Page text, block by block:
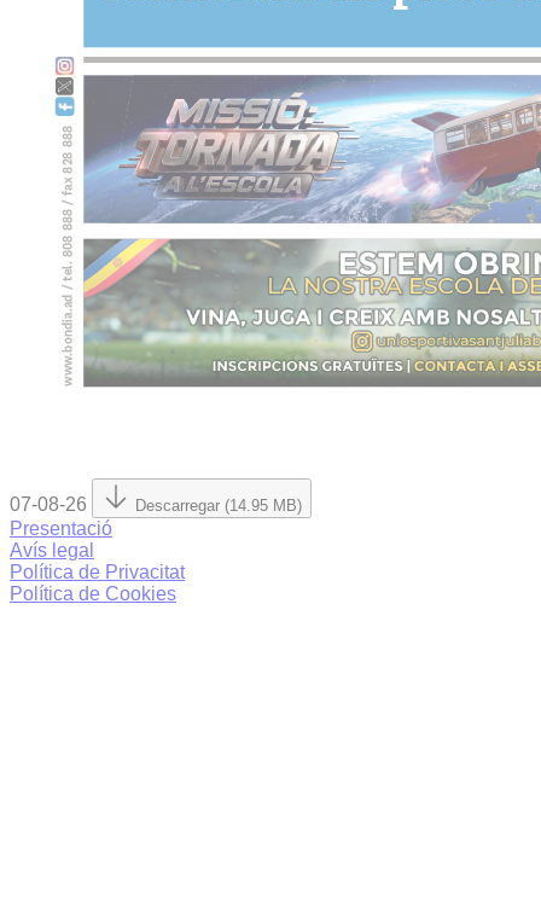
07-08-26 Descarregar (14.95 MB)
Presentació
Avís legal
Política de Privacitat
Política de Cookies